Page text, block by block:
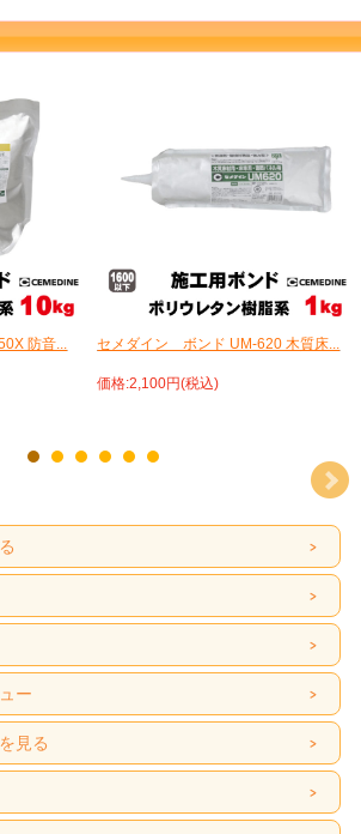
防音... セメダイン ボンド UM-620 木質床...
価格:2,100円(税込)
ー
見る